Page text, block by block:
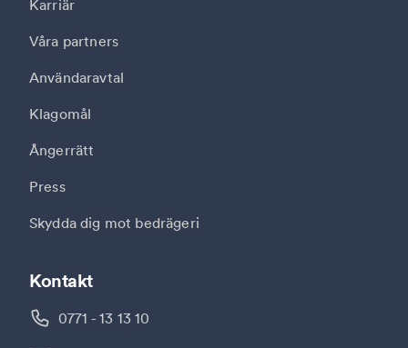
Kontakt
0771 - 13 13 10
Karriär
Våra partners
Användaravtal
Klagomål
Ångerrätt
Press
Skydda dig mot bedrägeri